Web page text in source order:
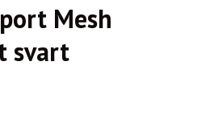
Mesh
svart